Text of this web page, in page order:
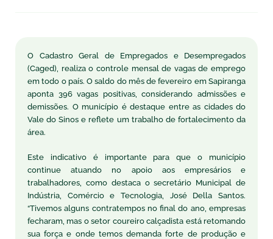
O Cadastro Geral de Empregados e Desempregados
(Caged), realiza o controle mensal de vagas de emprego
em todo o país. O saldo do mês de fevereiro em Sapiranga
aponta 396 vagas positivas, considerando admissões e
demissões. O município é destaque entre as cidades do
Vale do Sinos e reflete um trabalho de fortalecimento da
área.
Este indicativo é importante para que o município
continue atuando no apoio aos empresários e
trabalhadores, como destaca o secretário Municipal de
Indústria, Comércio e Tecnologia, José Della Santos.
“Tivemos alguns contratempos no final do ano, empresas
fecharam, mas o setor coureiro calçadista está retomando
sua força e onde temos demanda forte de produção e